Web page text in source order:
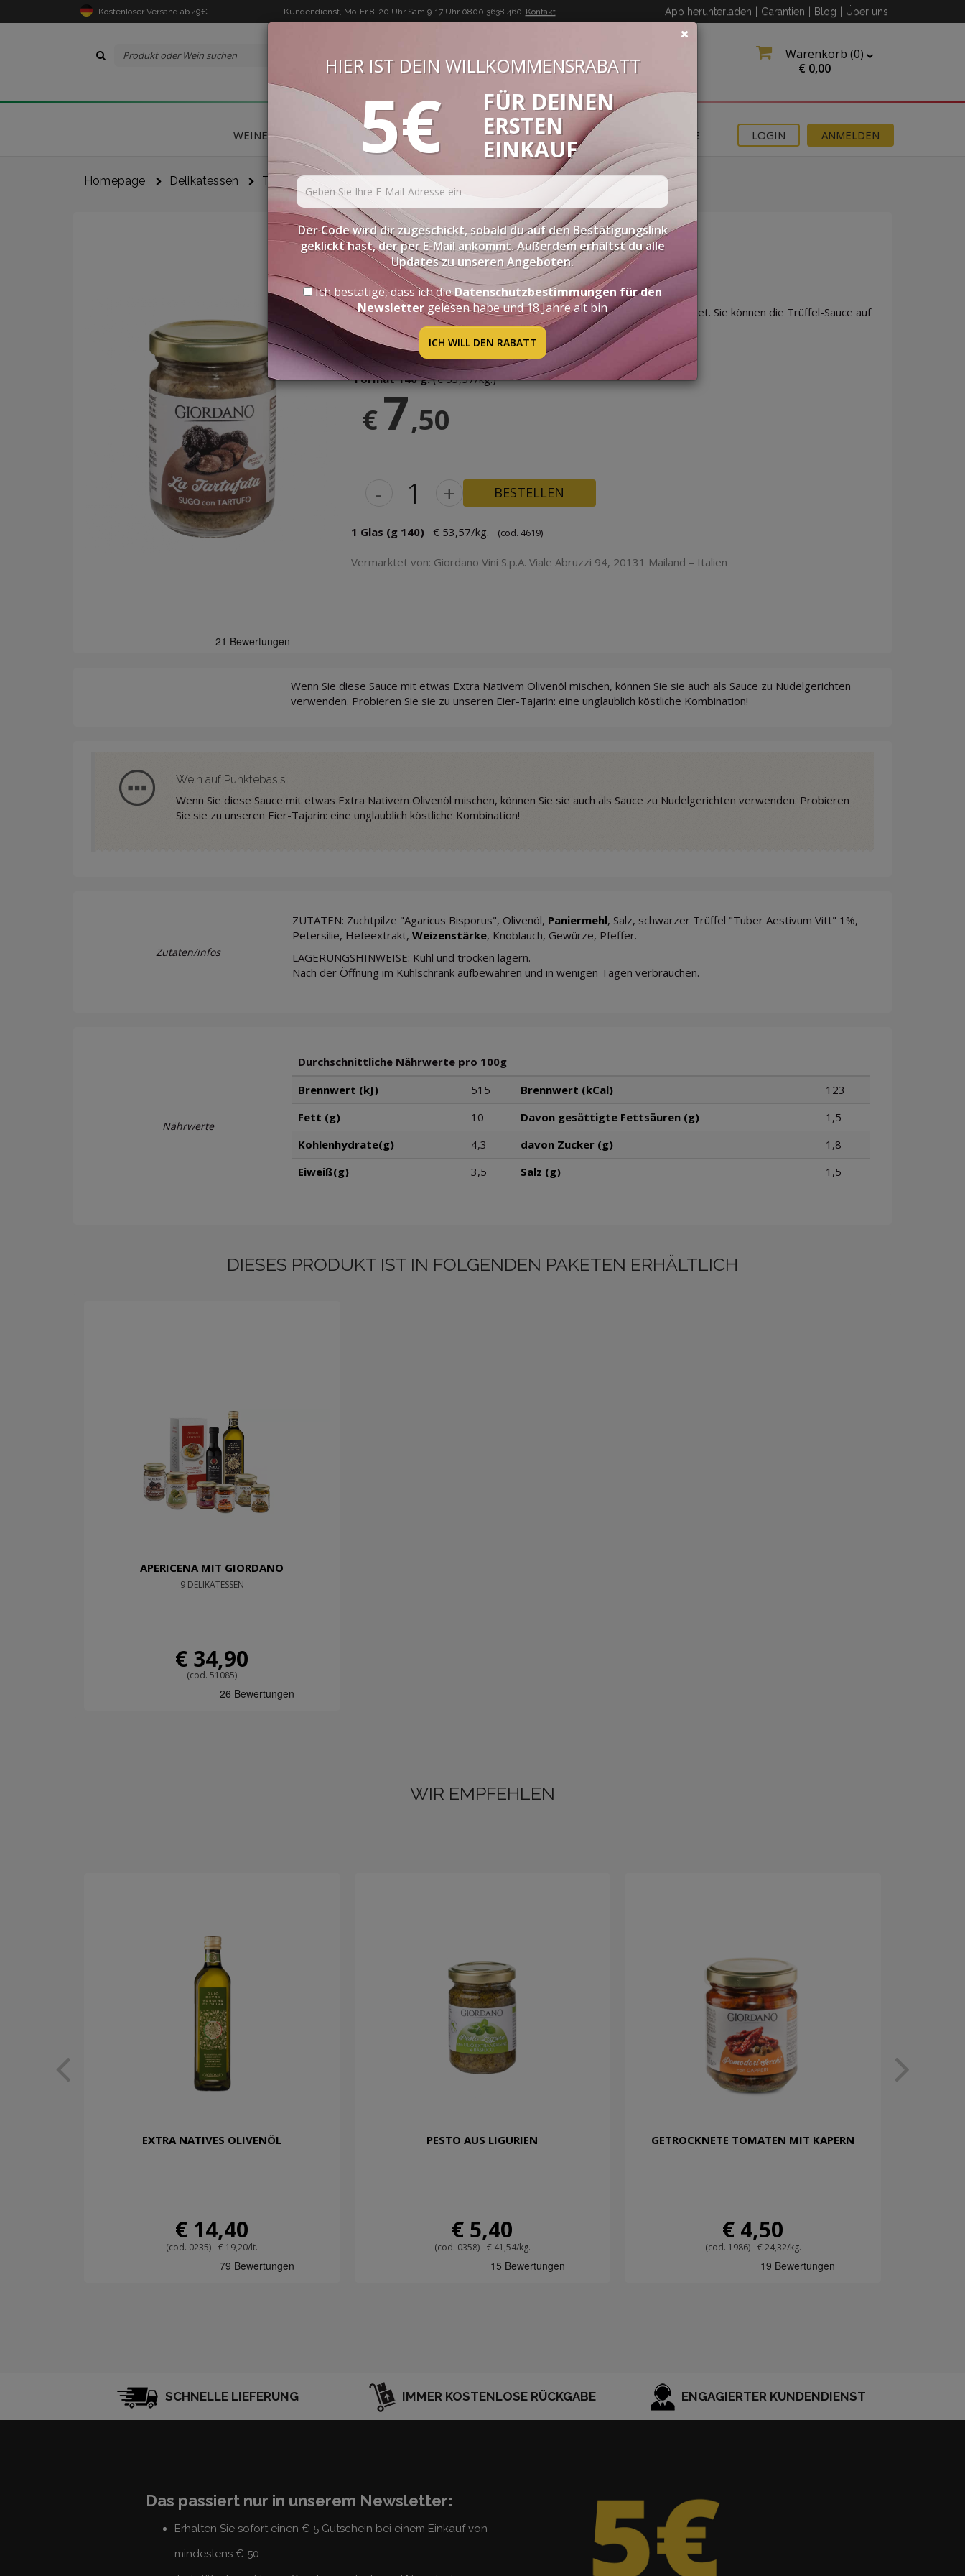
Kostenloser Versand ab 49€ Kundendienst, Mo-Fr 8-20 Uhr Sam 9-17 Uhr0800 3638 460 Kontakt App herunterladen Garantien Blog Über uns
Warenkorb (0)
€ 0,00
BUON VINO, BUONA VITA
WEINE DELIKATESSEN PROBIERPAKETE SPIRITOUSEN ZUBEHÖR ANGEBOTE ANMELDEN
LOGIN
Homepage Delikatessen Trüffel-Sauce
TRÜFFEL-SAUCE
Diese einzigartige Köstlichkeit wird mit vorzüglichen Zutaten zubereitet. Sie können die Trüffel-Sauce auf
geröstetes Brot streichen und als Vorspeise reichen.
Format 140 g.(€ 53,57/kg.)
€7,50
- + BESTELLEN
1 Glas (g 140) € 53,57/kg. (cod. 4619)
Vermarktet von: Giordano Vini S.p.A. Viale Abruzzi 94, 20131 Mailand – Italien
Wenn Sie diese Sauce mit etwas Extra Nativem Olivenöl mischen, können Sie sie auch als Sauce zu Nudelgerichten
verwenden. Probieren Sie sie zu unseren Eier-Tajarin: eine unglaublich köstliche Kombination!
Wein auf Punktebasis
Wenn Sie diese Sauce mit etwas Extra Nativem Olivenöl mischen, können Sie sie auch als Sauce zu Nudelgerichten verwenden. Probieren
Sie sie zu unseren Eier-Tajarin: eine unglaublich köstliche Kombination!
Zutaten/infos
ZUTATEN: Zuchtpilze "Agaricus Bisporus", Olivenöl, Paniermehl, Salz, schwarzer Trüffel "Tuber Aestivum Vitt" 1%,
Petersilie, Hefeextrakt, Weizenstärke, Knoblauch, Gewürze, Pfeffer.
LAGERUNGSHINWEISE: Kühl und trocken lagern.
Nach der Öffnung im Kühlschrank aufbewahren und in wenigen Tagen verbrauchen.
Nährwerte
Durchschnittliche Nährwerte pro 100g
Brennwert (kJ)
515 Brennwert (kCal)
123
Fett (g)
10 Davon gesättigte Fettsäuren (g)
1,5
Kohlenhydrate(g)
4,3 davon Zucker (g)
1,8
Eiweiß(g)
3,5 Salz (g) 1,5
DIESES PRODUKT IST IN FOLGENDEN PAKETEN ERHÄLTLICH
APERICENA MIT GIORDANO
9 DELIKATESSEN
€ 34,90
(cod. 51085)
WIR EMPFEHLEN
EXTRA NATIVES OLIVENÖL
€ 14,40
(cod. 0235) - € 19,20/lt.
PESTO AUS LIGURIEN
€ 5,40
(cod. 0358) - € 41,54/kg.
GETROCKNETE TOMATEN MIT KAPERN
€ 4,50
(cod. 1986) - € 24,32/kg.
SCHNELLE LIEFERUNG IMMER KOSTENLOSE RÜCKGABE ENGAGIERTER KUNDENDIENST
Das passiert nur in unserem Newsletter:
Erhalten Sie sofort einen € 5 Gutschein bei einem Einkauf von
mindestens € 50
HIER IST DEIN WILLKOMMENSRABATT
5€
FÜR DEINEN
ERSTEN
EINKAUF
Der Code wird dir zugeschickt, sobald du auf den Bestätigungslink
geklickt hast, der per E-Mail ankommt. Außerdem erhältst du alle
Updates zu unseren Angeboten.
Ich bestätige, dass ich dieDatenschutzbestimmungen für den
Newsletter gelesen habe und 18 Jahre alt bin
ICH WILL DEN RABATT